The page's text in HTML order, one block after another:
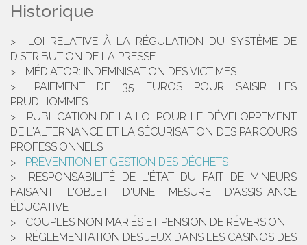
Historique
LOI RELATIVE À LA RÉGULATION DU SYSTÈME DE
DISTRIBUTION DE LA PRESSE
MÉDIATOR: INDEMNISATION DES VICTIMES
PAIEMENT DE 35 EUROS POUR SAISIR LES
PRUD'HOMMES
PUBLICATION DE LA LOI POUR LE DÉVELOPPEMENT
DE L'ALTERNANCE ET LA SÉCURISATION DES PARCOURS
PROFESSIONNELS
PRÉVENTION ET GESTION DES DÉCHETS
RESPONSABILITÉ DE L'ÉTAT DU FAIT DE MINEURS
FAISANT L'OBJET D'UNE MESURE D'ASSISTANCE
ÉDUCATIVE
COUPLES NON MARIÉS ET PENSION DE RÉVERSION
RÉGLEMENTATION DES JEUX DANS LES CASINOS DES